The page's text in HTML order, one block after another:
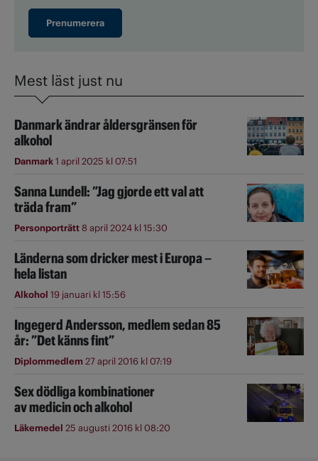
Prenumerera
Mest läst just nu
Danmark ändrar åldersgränsen för
alkohol
Danmark1 april 2025 kl 07:51
Sanna Lundell: ”Jag gjorde ett val att
träda fram”
Personporträtt8 april 2024 kl 15:30
Länderna som dricker mest i Europa –
hela listan
Alkohol 19 januari kl 15:56
Ingegerd Andersson, medlem sedan 85
år: ”Det känns fint”
Diplommedlem27 april 2016 kl 07:19
Sex dödliga kombinationer
av medicin och alkohol
Läkemedel 25 augusti 2016 kl 08:20